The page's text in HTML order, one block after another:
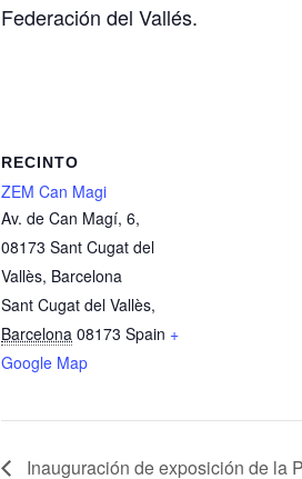
Federación del Vallés.
RECINTO
ZEM Can Magi
Av. de Can Magí, 6,
08173 Sant Cugat del
Vallès, Barcelona
Sant Cugat del Vallès,
Barcelona 08173 Spain +
Google Map
Inauguración de exposición de la